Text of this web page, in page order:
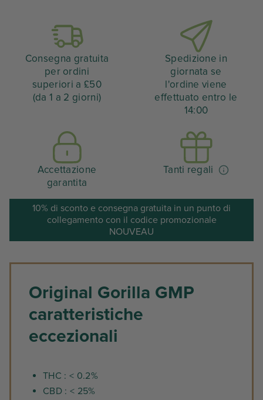
Consegna gratuita
per ordini
superiori a £50
(da 1 a 2 giorni)
Spedizione in
giornata se
l'ordine viene
effettuato entro le
14:00
Accettazione
garantita
Tanti regali
10% di sconto e consegna gratuita in un punto di
collegamento con il codice promozionale
NOUVEAU
Original Gorilla GMP
caratteristiche
eccezionali
THC : < 0.2%
CBD : < 25%